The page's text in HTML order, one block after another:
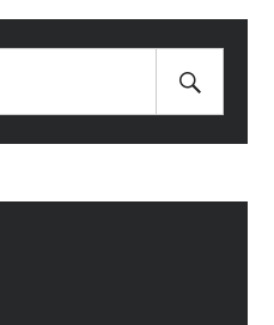
Search
Submit